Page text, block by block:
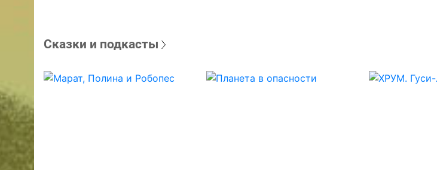
Сказки и подкасты